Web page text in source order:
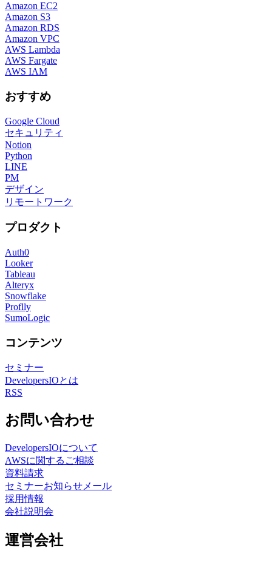
Amazon EC2
Amazon S3
Amazon RDS
Amazon VPC
AWS Lambda
AWS Fargate
AWS IAM
おすすめ
Google Cloud
セキュリティ
Notion
Python
LINE
PM
デザイン
リモートワーク
プロダクト
Auth0
Looker
Tableau
Alteryx
Snowflake
Proflly
SumoLogic
コンテンツ
セミナー
DevelopersIOとは
RSS
お問い合わせ
DevelopersIOについて
AWSに関するご相談
資料請求
セミナーお知らせメール
採用情報
会社説明会
運営会社